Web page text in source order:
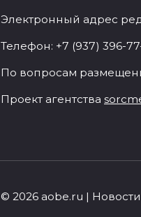
Электронный адрес
Телефон: +7 (937) 396-
По вопросам
Проект агентства
© 2026 aobe.ru |